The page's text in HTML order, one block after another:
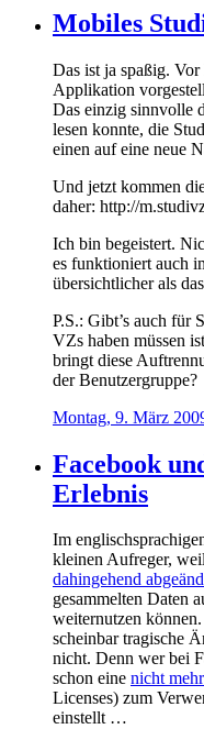
Mobiles
Das ist ja spaßig.
Applikation
Das einzig sinnvolle
lesen konnte, die
einen auf eine neue
Und jetzt kommen
daher: http://
Ich bin begeistert.
es funktioniert auch
übersichtlicher als
P.S.: Gibt’s auch
VZs haben müssen
bringt diese
der Benutzergruppe?
Montag, 9. März
Facebook
Erlebnis
Im
kleinen Aufreger,
dahingehend
gesammelten Daten
weiternutzen
scheinbar tragische
nicht. Denn wer bei
schon eine nicht
Licenses) zum
einstellt …